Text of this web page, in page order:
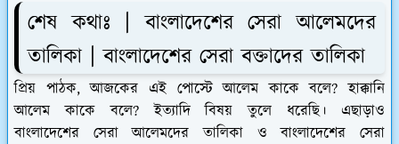
শেষ কথাঃ | বাংলাদেশের সেরা আলেমদের
তালিকা | বাংলাদেশের সেরা বক্তাদের তালিকা
প্রিয় পাঠক, আজকের এই পোস্টে আলেম কাকে বলে? হাক্কানি
আলেম কাকে বলে? ইত্যাদি বিষয় তুলে ধরেছি। এছাড়াও
বাংলাদেশের সেরা আলেমদের তালিকা ও বাংলাদেশের সেরা